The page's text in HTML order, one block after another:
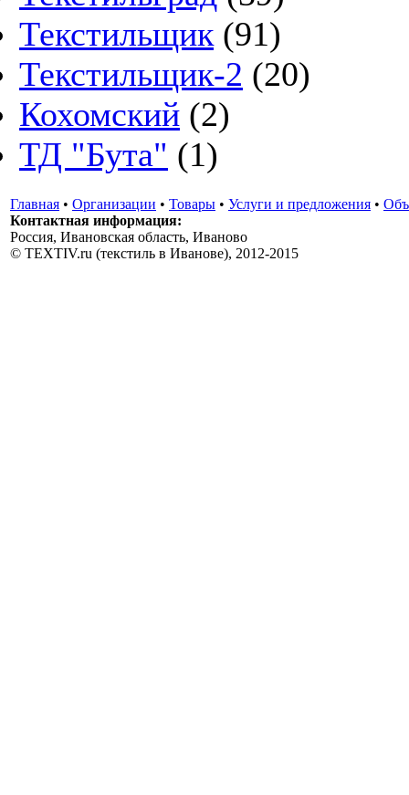
Текстильщик (91)
Текстильщик-2 (20)
Кохомский (2)
ТД "Бута" (1)
Главная • Организации • Товары • Услуги и предложения •
Контактная информация:
Россия, Ивановская область, Иваново
© TEXTIV.ru (текстиль в Иванове), 2012-2015